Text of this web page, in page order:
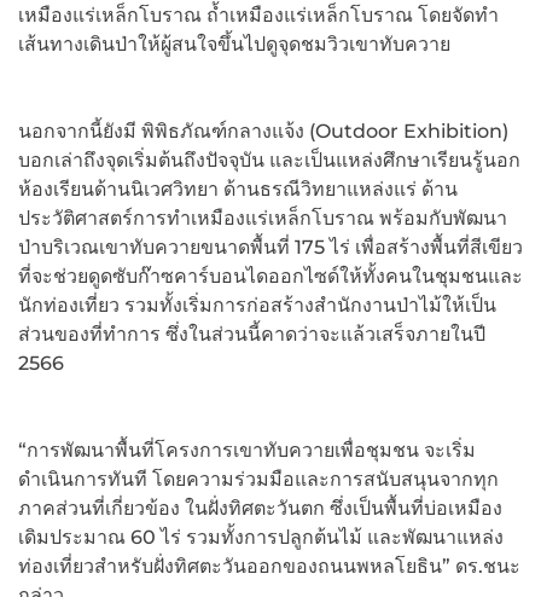
เหมืองแร่เหล็กโบราณ ถ้ำเหมืองแร่เหล็กโบราณ โดยจัดทำ
เส้นทางเดินป่าให้ผู้สนใจขึ้นไปดูจุดชมวิวเขาทับควาย
นอกจากนี้ยังมี พิพิธภัณฑ์กลางแจ้ง (Outdoor Exhibition)
บอกเล่าถึงจุดเริ่มต้นถึงปัจจุบัน และเป็นแหล่งศึกษาเรียนรู้นอก
ห้องเรียนด้านนิเวศวิทยา ด้านธรณีวิทยาแหล่งแร่ ด้าน
ประวัติศาสตร์การทำเหมืองแร่เหล็กโบราณ พร้อมกับพัฒนา
ป่าบริเวณเขาทับควายขนาดพื้นที่ 175 ไร่ เพื่อสร้างพื้นที่สีเขียว
ที่จะช่วยดูดซับก๊าซคาร์บอนไดออกไซด์ให้ทั้งคนในชุมชนและ
นักท่องเที่ยว รวมทั้งเริ่มการก่อสร้างสำนักงานป่าไม้ให้เป็น
ส่วนของที่ทำการ ซึ่งในส่วนนี้คาดว่าจะแล้วเสร็จภายในปี
2566
“การพัฒนาพื้นที่โครงการเขาทับควายเพื่อชุมชน จะเริ่ม
ดำเนินการทันที โดยความร่วมมือและการสนับสนุนจากทุก
ภาคส่วนที่เกี่ยวข้อง ในฝั่งทิศตะวันตก ซึ่งเป็นพื้นที่บ่อเหมือง
เดิมประมาณ 60 ไร่ รวมทั้งการปลูกต้นไม้ และพัฒนาแหล่ง
ท่องเที่ยวสำหรับฝั่งทิศตะวันออกของถนนพหลโยธิน” ดร.ชนะ